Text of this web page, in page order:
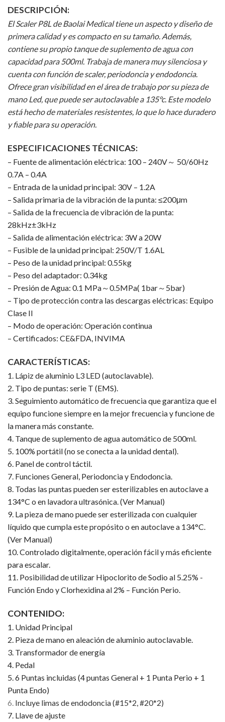
DESCRIPCIÓN:
El Scaler P8L de Baolai Medical tiene un aspecto y diseño de
primera calidad y es compacto en su tamaño. Además,
contiene su propio tanque de suplemento de agua con
capacidad para 500ml. Trabaja de manera muy silenciosa y
cuenta con función de scaler, periodoncia y endodoncia.
Ofrece gran visibilidad en el área de trabajo por su pieza de
mano Led, que puede ser autoclavable a 135°c. Este modelo
está hecho de materiales resistentes, lo que lo hace duradero
y fiable para su operación.
ESPECIFICACIONES TÉCNICAS:
– Fuente de alimentación eléctrica: 100 – 240V～ 50/60Hz
0.7A – 0.4A
– Entrada de la unidad principal: 30V – 1.2A
– Salida primaria de la vibración de la punta: ≤200μm
– Salida de la frecuencia de vibración de la punta:
28kHz±3kHz
– Salida de alimentación eléctrica: 3W a 20W
– Fusible de la unidad principal: 250V/T 1.6AL
– Peso de la unidad principal: 0.55kg
– Peso del adaptador: 0.34kg
– Presión de Agua: 0.1 MPa～0.5MPa( 1bar～5bar)
– Tipo de protección contra las descargas eléctricas: Equipo
Clase II
– Modo de operación: Operación continua
– Certificados: CE&FDA, INVIMA
CARACTERÍSTICAS:
1. Lápiz de aluminio L3 LED (autoclavable).
2. Tipo de puntas: serie T (EMS).
3. Seguimiento automático de frecuencia que garantiza que el
equipo funcione siempre en la mejor frecuencia y funcione de
la manera más constante.
4. Tanque de suplemento de agua automático de 500ml.
5. 100% portátil (no se conecta a la unidad dental).
6. Panel de control táctil.
7. Funciones General, Periodoncia y Endodoncia.
8. Todas las puntas pueden ser esterilizables en autoclave a
134°C o en lavadora ultrasónica. (Ver Manual)
9. La pieza de mano puede ser esterilizada con cualquier
líquido que cumpla este propósito o en autoclave a 134°C.
(Ver Manual)
10. Controlado digitalmente, operación fácil y más eficiente
para escalar.
11. Posibilidad de utilizar Hipoclorito de Sodio al 5.25% -
Función Endo y Clorhexidina al 2% – Función Perio.
CONTENIDO:
1. Unidad Principal
2. Pieza de mano en aleación de aluminio autoclavable.
3. Transformador de energía
4. Pedal
5. 6 Puntas incluidas (4 puntas General + 1 Punta Perio + 1
Punta Endo)
6. Incluye limas de endodoncia (#15*2, #20*2)
7. Llave de ajuste